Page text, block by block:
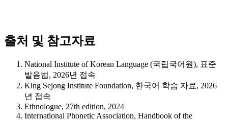
출처 및 참고자료
National Institute of Korean Language (국립국어원), 표준
발음법, 2026년 접속
King Sejong Institute Foundation, 한국어 학습 자료, 2026
년 접속
Ethnologue, 27th edition, 2024
International Phonetic Association, Handbook of the